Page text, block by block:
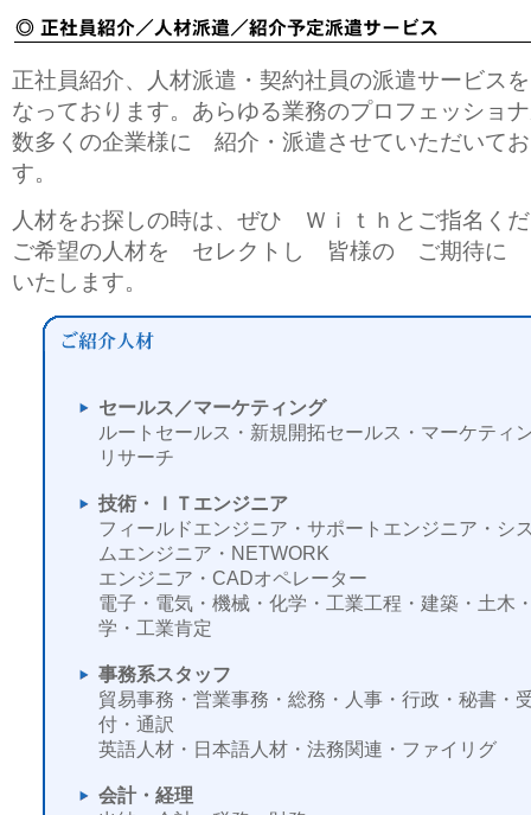
正社員紹介、人材派遣・契約社員の派遣サービス
なっております。あらゆる業務のプロフェッシ
数多くの企業様に 紹介・派遣させていただいて
す。
人材をお探しの時は、ぜひ Ｗｉｔｈとご指名く
ご希望の人材を セレクトし 皆様の ご期待に
いたします。
セールス／マーケティング
ルートセールス・新規開拓セールス・マーケティ
リサーチ
技術・ＩＴエンジニア
フィールドエンジニア・サポートエンジニア・シ
ムエンジニア・NETWORK
エンジニア・CADオペレーター
電子・電気・機械・化学・工業工程・建築・土木
学・工業肯定
事務系スタッフ
貿易事務・営業事務・総務・人事・行政・秘書・
付・通訳
英語人材・日本語人材・法務関連・ファイリグ
会計・経理